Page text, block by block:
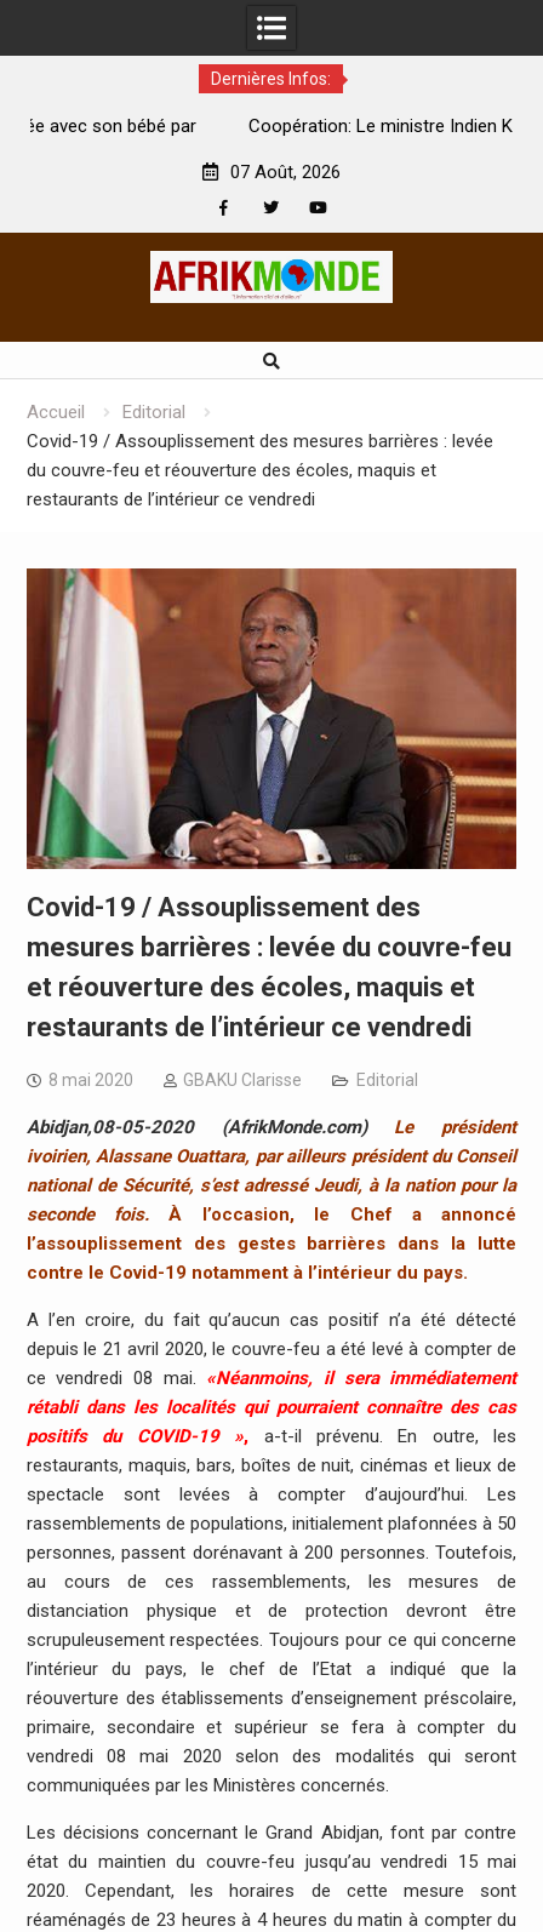
Dernières Infos:
Coopération: Le ministre Indien Kirti Vardhan Singh à
07 Août, 2026
Accueil
Editorial
Covid-19 / Assouplissement des mesures barrières : levée
du couvre-feu et réouverture des écoles, maquis et
restaurants de l’intérieur ce vendredi
Covid-19 / Assouplissement des
mesures barrières : levée du couvre-feu
et réouverture des écoles, maquis et
restaurants de l’intérieur ce vendredi
8 mai 2020 GBAKU Clarisse Editorial
Abidjan,08-05-2020 (AfrikMonde.com)
Le président
ivoirien, Alassane Ouattara, par ailleurs président du Conseil
national de Sécurité, s’est adressé Jeudi, à la nation pour la
seconde fois.À l’occasion, le Chef a annoncé
l’assouplissement des gestes barrières dans la lutte
contre le Covid-19 notamment à l’intérieur du pays.
A l’en croire, du fait qu’aucun cas positif n’a été détecté
depuis le 21 avril 2020, le couvre-feu a été levé à compter de
ce vendredi 08 mai. «Néanmoins, il sera immédiatement
rétabli dans les localités qui pourraient connaître des cas
positifs du COVID-19 », a-t-il prévenu. En outre, les
restaurants, maquis, bars, boîtes de nuit, cinémas et lieux de
spectacle sont levées à compter d’aujourd’hui. Les
rassemblements de populations, initialement plafonnées à 50
personnes, passent dorénavant à 200 personnes. Toutefois,
au cours de ces rassemblements, les mesures de
distanciation physique et de protection devront être
scrupuleusement respectées. Toujours pour ce qui concerne
l’intérieur du pays, le chef de l’Etat a indiqué que la
réouverture des établissements d’enseignement préscolaire,
primaire, secondaire et supérieur se fera à compter du
vendredi 08 mai 2020 selon des modalités qui seront
communiquées par les Ministères concernés.
Les décisions concernant le Grand Abidjan, font par contre
état du maintien du couvre-feu jusqu’au vendredi 15 mai
2020. Cependant, les horaires de cette mesure sont
réaménagés de 23 heures à 4 heures du matin à compter du